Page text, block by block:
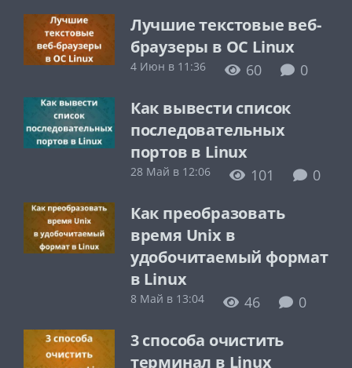
Лучшие текстовые веб-
браузеры в ОС Linux
4 Июн в 11:36 60 0
Как вывести список
последовательных
портов в Linux
28 Май в 12:06 101 0
Как преобразовать
время Unix в
удобочитаемый формат
в Linux
8 Май в 13:04 46 0
3 способа очистить
терминал в Linux